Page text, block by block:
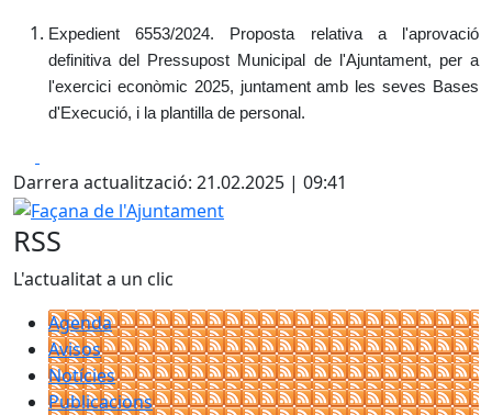
Expedient 6553/2024. Proposta relativa a l'aprovació
definitiva del Pressupost Municipal de l'Ajuntament, per a
l'exercici econòmic 2025, juntament amb les seves Bases
d'Execució, i la plantilla de personal.
Darrera actualització: 21.02.2025 | 09:41
Façana de l'Ajuntament
RSS
L'actualitat a un clic
Agenda
Avisos
Notícies
Publicacions